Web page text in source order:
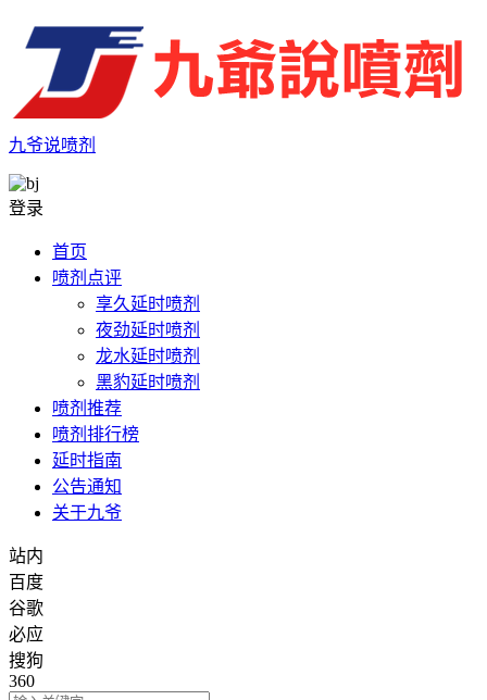
九爷说喷剂
登录
首页
喷剂点评
享久延时喷剂
夜劲延时喷剂
龙水延时喷剂
黑豹延时喷剂
喷剂推荐
喷剂排行榜
延时指南
公告通知
关于九爷
站内
百度
谷歌
必应
搜狗
360